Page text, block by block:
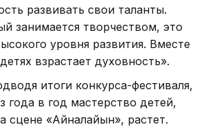
развивать свои таланты.
занимается творчеством, это
уровня развития. Вместе
взрастает духовность».
итоги конкурса-фестиваля,
года в год мастерство детей,
сцене «Айналайын», растет.